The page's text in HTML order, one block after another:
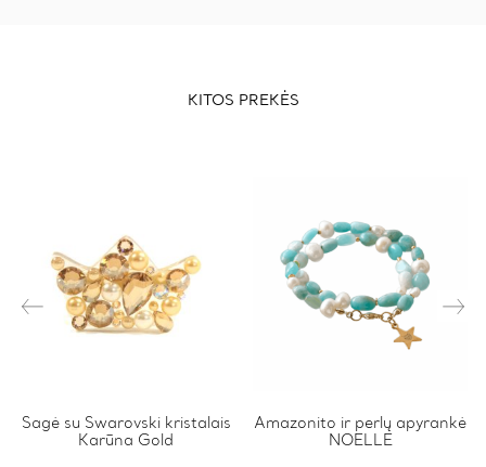
KITOS PREKĖS
Sagė su Swarovski kristalais
Karūna Gold
Amazonito ir perlų apyrankė
NOELLE